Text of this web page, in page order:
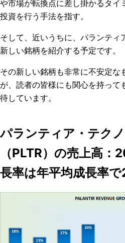
や市場が転換点に差し掛かるタイ
投資を行う手法を指す。
そして、近いうちに、パランティ
新しい銘柄を紹介する予定です。
その新しい銘柄も非常に不安定な
が、読者の皆様にも関心を持って
待しています。
パランティア・テク
（PLTR）の売上高
長率は年平均成長率